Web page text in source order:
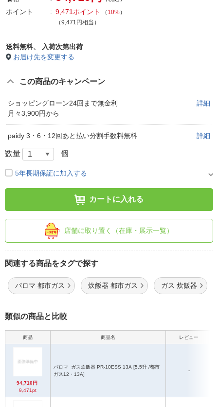
ポイント 9,471ポイント （ 10%）
（9,471円相当）
送料無料、
入荷次第出荷
お届け先を変更する
この商品のキャンペーン
ショッピングローン24回まで無金利
月々3,900円から
詳細
paidy 3・6・12回あと払い分割手数料無料 詳細
数量 個
5年長期保証に加入する
カートに入れる
店舗に取り置く（在庫・展示一覧）
関連する商品をタグで探す
パロマ 都市ガス 炊飯器 都市ガス ガス 炊飯器
類似の商品と比較
商品 商品名 レビュー
94,710円
9,471pt
パロマ
ガス12・13A]
-